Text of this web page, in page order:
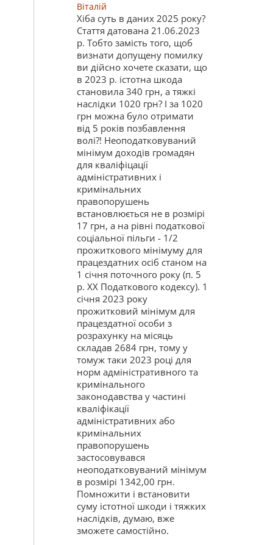
Віталій
Хіба суть в даних 2025 року?
Стаття датована 21.06.2023
р. Тобто замість того, щоб
визнати допущену помилку
ви дійсно хочете сказати, що
в 2023 р. істотна шкода
становила 340 грн, а тяжкі
наслідки 1020 грн? І за 1020
грн можна було отримати
від 5 років позбавлення
волі?! Неоподатковуваний
мінімум доходів громадян
для кваліфіцації
адміністративних і
кримінальних
правопорушень
встановлюється не в розмірі
17 грн, а на рівні податкової
соціальної пільги - 1/2
прожиткового мінімуму для
працездатних осіб станом на
1 січня поточного року (п. 5
р. XX Податкового кодексу). 1
січня 2023 року
прожитковий мінімум для
працездатної особи з
розрахунку на місяць
складав 2684 грн, тому у
томуж таки 2023 році для
норм адміністративного та
кримінального
законодавства у частині
кваліфікації
адміністративних або
кримінальних
правопорушень
застосовувався
неоподатковуваний мінімум
в розмірі 1342,00 грн.
Помножити і встановити
суму істотної шкоди і тяжких
наслідків, думаю, вже
зможете самостійно.